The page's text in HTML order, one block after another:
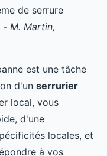
de serrure
- M. Martin,
est une tâche
d'un serrurier
local, vous
d'une
locales, et
à vos